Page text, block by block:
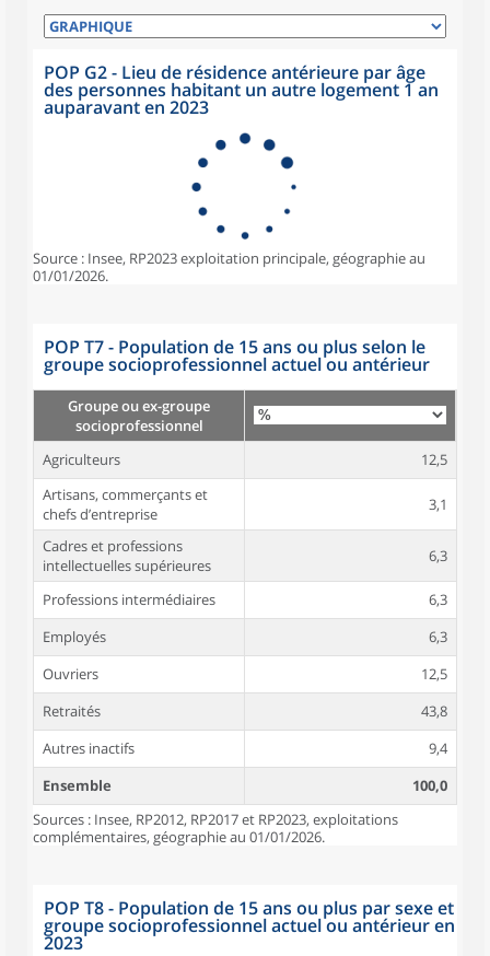
POP G2 - Lieu de résidence antérieure par âge
des personnes habitant un autre logement 1 an
auparavant en 2023
Source : Insee, RP2023 exploitation principale, géographie au
01/01/2026.
POP T7 - Population de 15 ans ou plus selon le
groupe socioprofessionnel actuel ou antérieur
Groupe ou ex-groupe
socioprofessionnel
Agriculteurs
12,5
Artisans, commerçants et
chefs d’entreprise
3,1
Cadres et professions
intellectuelles supérieures
6,3
Professions intermédiaires
6,3
Employés
6,3
Ouvriers
12,5
Retraités
43,8
Autres inactifs
9,4
Ensemble
100,0
Sources : Insee, RP2012, RP2017 et RP2023, exploitations
complémentaires, géographie au 01/01/2026.
POP T8 - Population de 15 ans ou plus par sexe et
groupe socioprofessionnel actuel ou antérieur en
2023